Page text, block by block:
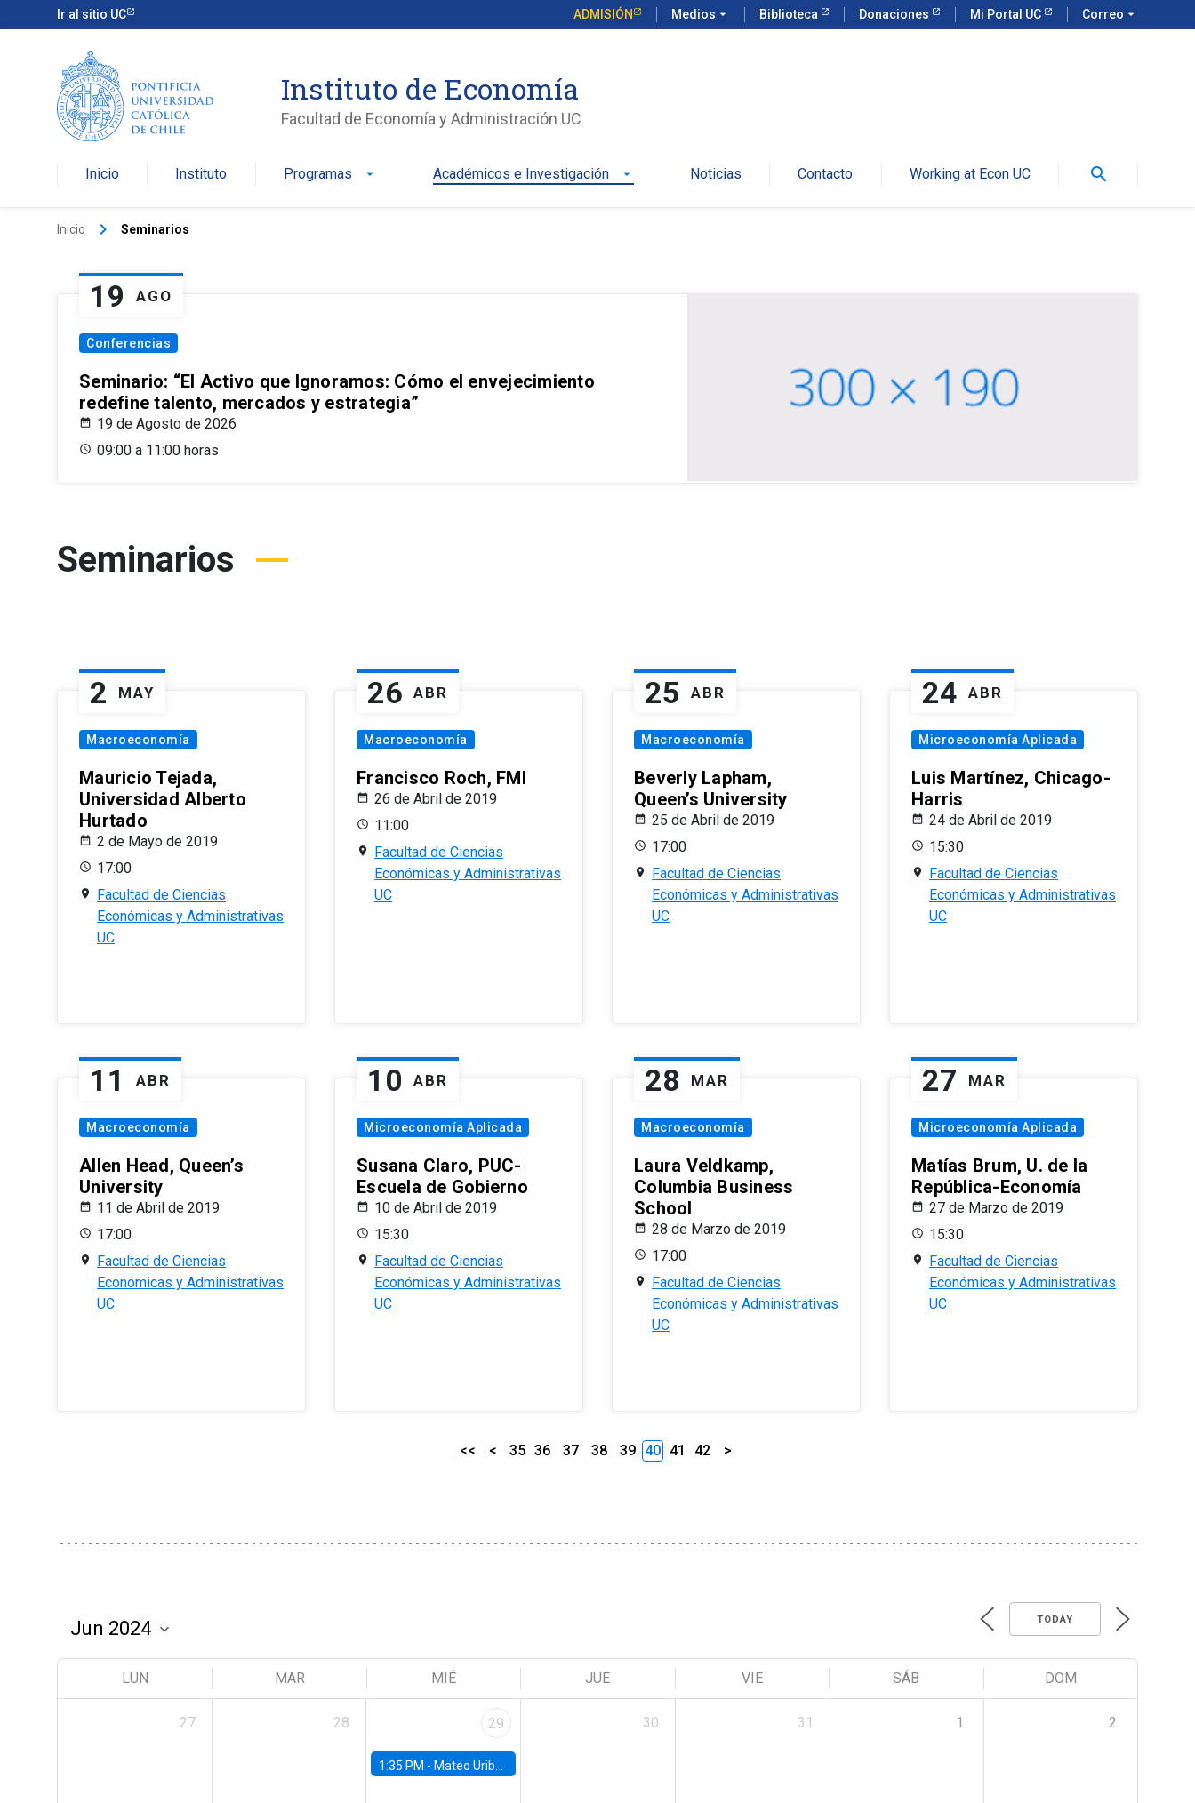
Ir al sitio UC ADMISIÓN Medios arrow_drop_down Biblioteca Donaciones Mi Portal UC Correo arrow_drop_down
Instituto de Economía
Facultad de Economía y Administración UC
Inicio Instituto Programas arrow_drop_down Académicos e Investigación arrow_drop_down Noticias Contacto Working at Econ UC search
Inicio keyboard_arrow_right Seminarios
19 AGO
Conferencias
Seminario: “El Activo que Ignoramos: Cómo el envejecimiento
redefine talento, mercados y estrategia”
19 de Agosto de 2026
09:00 a 11:00 horas
Seminarios
2 MAY
Macroeconomía
Mauricio Tejada,
Universidad Alberto
Hurtado
2 de Mayo de 2019
17:00
Facultad de Ciencias
Económicas y Administrativas
UC
26 ABR
Macroeconomía
Francisco Roch, FMI
26 de Abril de 2019
11:00
Facultad de Ciencias
Económicas y Administrativas
UC
25 ABR
Macroeconomía
Beverly Lapham,
Queen’s University
25 de Abril de 2019
17:00
Facultad de Ciencias
Económicas y Administrativas
UC
24 ABR
Microeconomía Aplicada
Luis Martínez, Chicago-
Harris
24 de Abril de 2019
15:30
Facultad de Ciencias
Económicas y Administrativas
UC
11 ABR
Macroeconomía
Allen Head, Queen’s
University
11 de Abril de 2019
17:00
Facultad de Ciencias
Económicas y Administrativas
UC
10 ABR
Microeconomía Aplicada
Susana Claro, PUC-
Escuela de Gobierno
10 de Abril de 2019
15:30
Facultad de Ciencias
Económicas y Administrativas
UC
28 MAR
Macroeconomía
Laura Veldkamp,
Columbia Business
School
28 de Marzo de 2019
17:00
Facultad de Ciencias
Económicas y Administrativas
UC
27 MAR
Microeconomía Aplicada
Matías Brum, U. de la
República-Economía
27 de Marzo de 2019
15:30
Facultad de Ciencias
Económicas y Administrativas
UC
<< < 35 36 37 38 39 40 41 42 >
TODAY
LUN MAR MIÉ JUE VIE SÁB DOM
27 28 29
1:35 PM - Mateo Uribe-Castro, Universidad de los Andes (Colombia)
30 31 1 2